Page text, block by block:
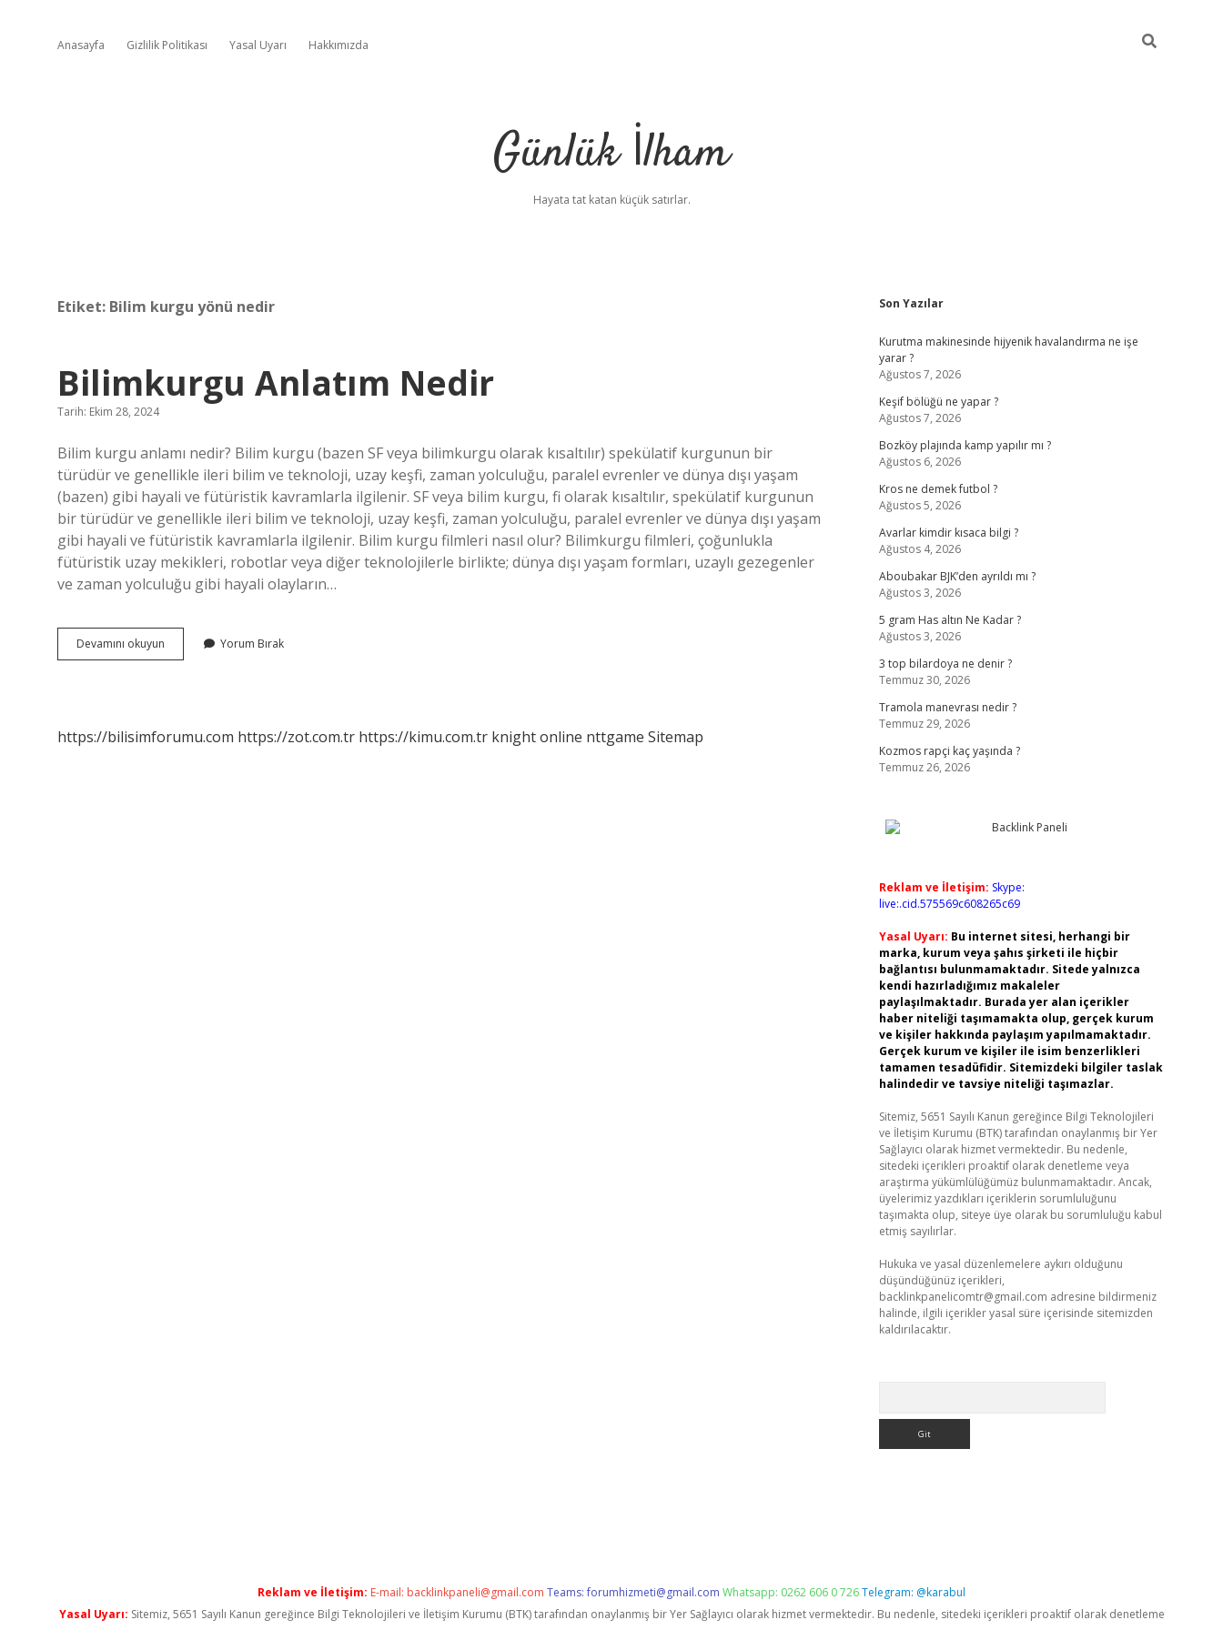
Anasayfa Gizlilik Politikası Yasal Uyarı Hakkımızda
Günlük İlham
Hayata tat katan küçük satırlar.
Etiket: Bilim kurgu yönü nedir
Bilimkurgu Anlatım Nedir
Tarih: Ekim 28, 2024
Bilim kurgu anlamı nedir? Bilim kurgu (bazen SF veya bilimkurgu olarak kısaltılır) spekülatif kurgunun bir
türüdür ve genellikle ileri bilim ve teknoloji, uzay keşfi, zaman yolculuğu, paralel evrenler ve dünya dışı yaşam
(bazen) gibi hayali ve fütüristik kavramlarla ilgilenir. SF veya bilim kurgu, fi olarak kısaltılır, spekülatif kurgunun
bir türüdür ve genellikle ileri bilim ve teknoloji, uzay keşfi, zaman yolculuğu, paralel evrenler ve dünya dışı yaşam
gibi hayali ve fütüristik kavramlarla ilgilenir. Bilim kurgu filmleri nasıl olur? Bilimkurgu filmleri, çoğunlukla
fütüristik uzay mekikleri, robotlar veya diğer teknolojilerle birlikte; dünya dışı yaşam formları, uzaylı gezegenler
ve zaman yolculuğu gibi hayali olayların…
Devamını okuyun Bilimkurgu
Anlatım
Yorum Bırak
https://bilisimforumu.com https://zot.com.tr https://kimu.com.tr knight online nttgame Sitemap
Sidebar
Son Yazılar
Kurutma makinesinde hijyenik havalandırma ne işe
yarar ?
Ağustos 7, 2026
Keşif bölüğü ne yapar ?
Ağustos 7, 2026
Bozköy plajında kamp yapılır mı ?
Ağustos 6, 2026
Kros ne demek futbol ?
Ağustos 5, 2026
Avarlar kimdir kısaca bilgi ?
Ağustos 4, 2026
Aboubakar BJK’den ayrıldı mı ?
Ağustos 3, 2026
5 gram Has altın Ne Kadar ?
Ağustos 3, 2026
3 top bilardoya ne denir ?
Temmuz 30, 2026
Tramola manevrası nedir ?
Temmuz 29, 2026
Kozmos rapçi kaç yaşında ?
Temmuz 26, 2026
Reklam ve İletişim: Skype:
live:.cid.575569c608265c69
Yasal Uyarı: Bu internet sitesi, herhangi bir
marka, kurum veya şahıs şirketi ile hiçbir
bağlantısı bulunmamaktadır. Sitede yalnızca
kendi hazırladığımız makaleler
paylaşılmaktadır. Burada yer alan içerikler
haber niteliği taşımamakta olup, gerçek kurum
ve kişiler hakkında paylaşım yapılmamaktadır.
Gerçek kurum ve kişiler ile isim benzerlikleri
tamamen tesadüfidir. Sitemizdeki bilgiler taslak
halindedir ve tavsiye niteliği taşımazlar.
Sitemiz, 5651 Sayılı Kanun gereğince Bilgi Teknolojileri
ve İletişim Kurumu (BTK) tarafından onaylanmış bir Yer
Sağlayıcı olarak hizmet vermektedir. Bu nedenle,
sitedeki içerikleri proaktif olarak denetleme veya
araştırma yükümlülüğümüz bulunmamaktadır. Ancak,
üyelerimiz yazdıkları içeriklerin sorumluluğunu
taşımakta olup, siteye üye olarak bu sorumluluğu kabul
etmiş sayılırlar.
Hukuka ve yasal düzenlemelere aykırı olduğunu
düşündüğünüz içerikleri,
backlinkpanelicomtr@gmail.com adresine bildirmeniz
halinde, ilgili içerikler yasal süre içerisinde sitemizden
kaldırılacaktır.
Reklam ve İletişim: E-mail: backlinkpaneli@gmail.com Teams:forumhizmeti@gmail.com Whatsapp: 0262 606 0 726Telegram: @karabul
Yasal Uyarı: Sitemiz, 5651 Sayılı Kanun gereğince Bilgi Teknolojileri ve İletişim Kurumu (BTK) tarafından onaylanmış bir Yer Sağlayıcı olarak hizmet vermektedir. Bu nedenle, sitedeki içerikleri proaktif olarak denetleme